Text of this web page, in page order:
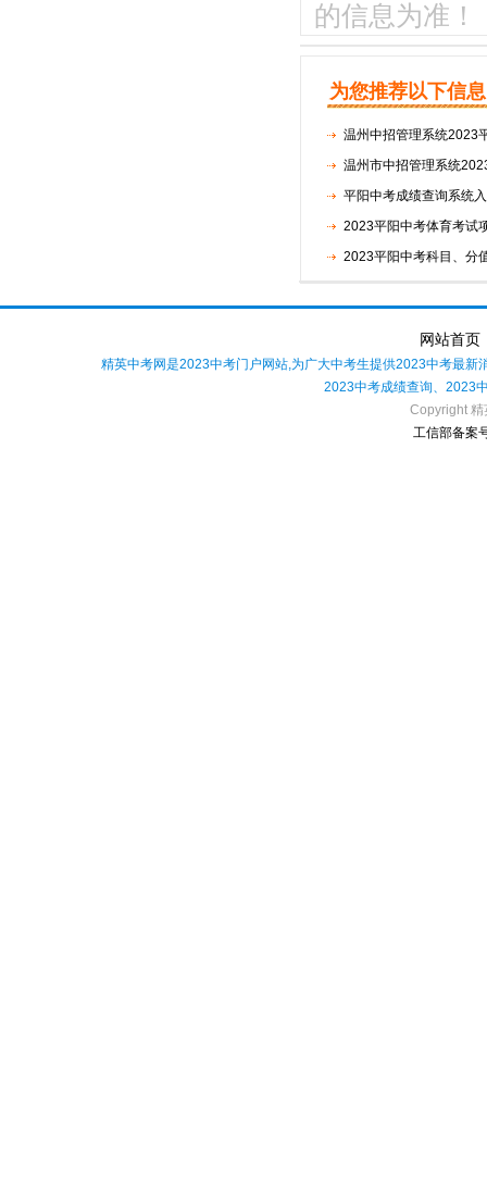
的信息为准！
为您推荐以下信
温州中招管理系统2023
温州市中招管理系统
平阳中考成绩查询系统
2023平阳中考体育考试
2023平阳中考科目、分
网站首页
精英中考网是2023中考门户网站,为广大中考生提供2023中考最
2023中考成绩查询、2023
Copyright
工信部备案